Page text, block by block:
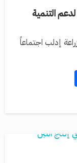
التنمية
إدلب اجتماعاً